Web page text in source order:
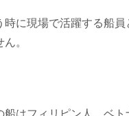
時に現場で活躍する船
。
船はフィリピン人、ベ